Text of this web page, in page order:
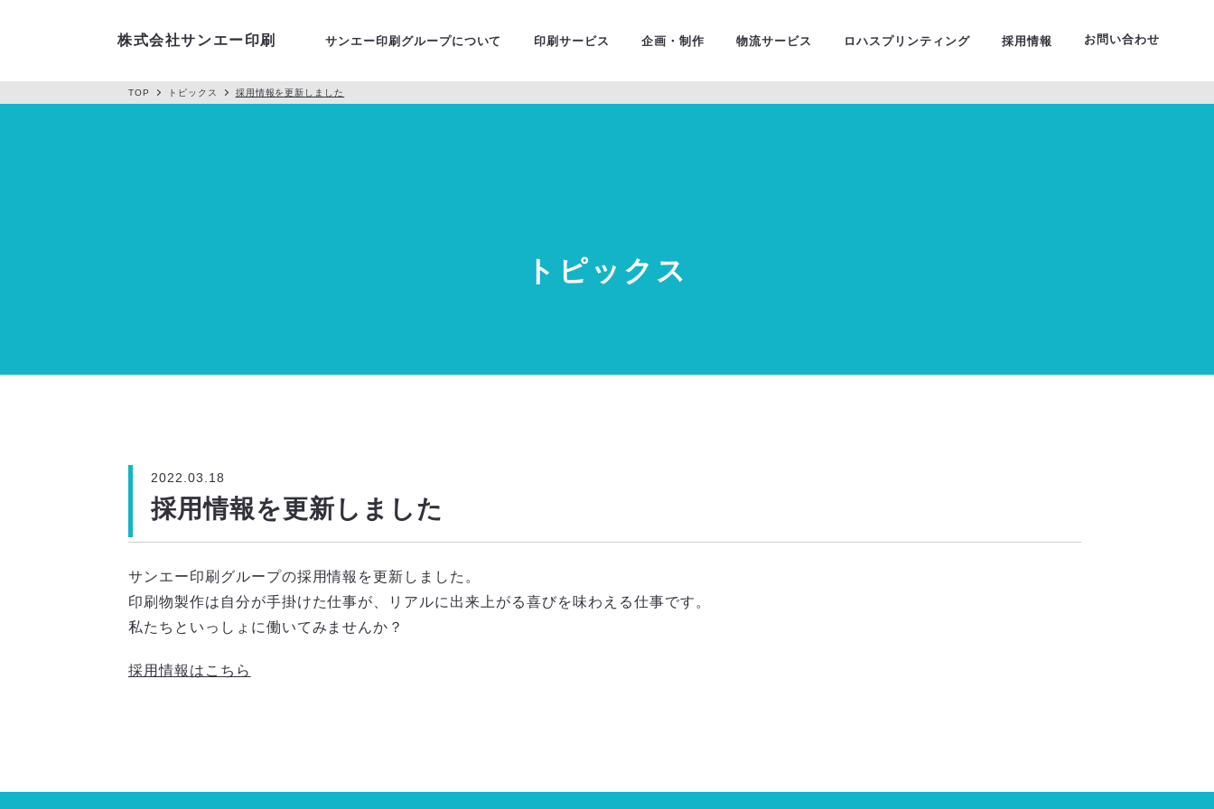
株式会社サンエー印刷 サンエー印刷グループについて 印刷サービス
金融・証券
企画・制作 物流サービス ロハスプリンティング 採用情報 お問い合わせ
TOP トピックス 採用情報を更新しました
トピックス
2022.03.18
採用情報を更新しました
サンエー印刷グループの採用情報を更新しました。
印刷物製作は自分が手掛けた仕事が、リアルに出来上がる喜びを味わえる仕事です。
私たちといっしょに働いてみませんか？
採用情報はこちら